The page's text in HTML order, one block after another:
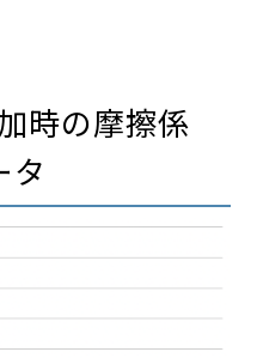
時の摩擦係
タ